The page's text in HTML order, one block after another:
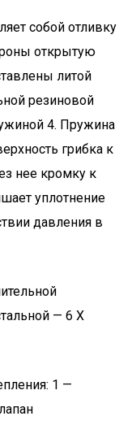
собой отливку
открытую
литой
резиновой
4. Пружина
грибка к
нее кромку к
уплотнение
давления в
— 6 X
1 —